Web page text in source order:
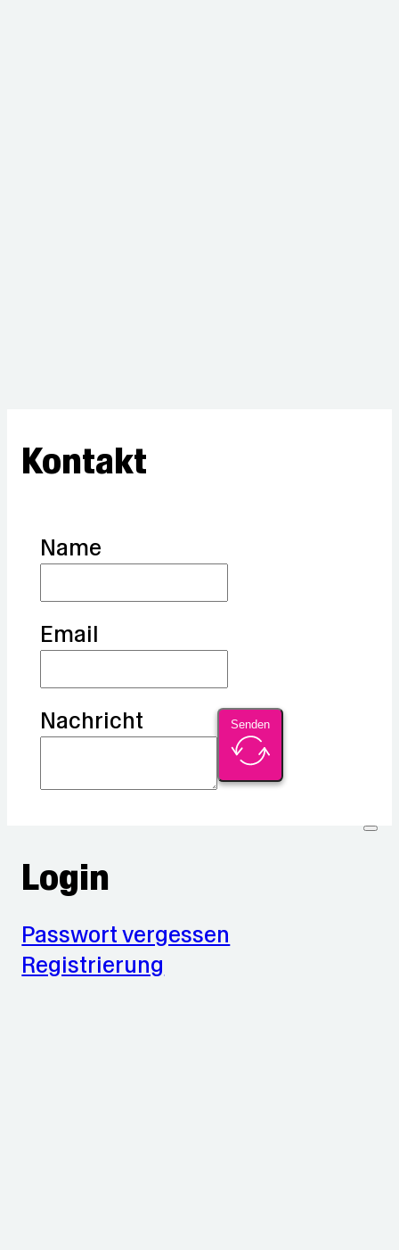
Kontakt
Name
Email
Nachricht Senden
Login
Passwort vergessen
Registrierung